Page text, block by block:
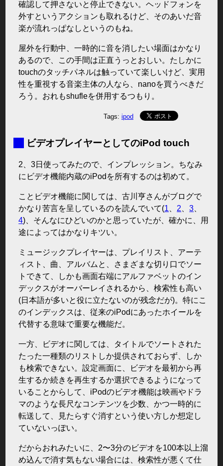
確認して押さないと停止できない。ヘッドフォンを
外すというアクションも取れるけど、そのあいだ音
楽が流れっぱなしというのもね。
屋外を行動中、一時的に音を消したい場面はかなり
あるので、この手間は正直うっとおしい。たしかに
touchのタッチパネルは触っていて楽しいけど、実用
性を重視する音楽主体の人なら、nanoを買うべきだ
ろう。おれもshufleを併用するつもり。
Tags: ipod
ビデオプレイヤーとしてのiPod touch
2、3日使ってみたので、インプレッション。ちなみ
にビデオ機能内蔵のiPodを所有するのは初めて。
ことビデオ機能に関しては、古川亨さんがブログで
かなり苦言を呈しているのを読んでいて(1 2 、3
4)、そんなにひどいのかと思っていたが、確かに、用
途によってはかなりキツい。
ミュージックプレイヤーは、プレイリスト、アーテ
ィスト、曲、アルバムと、さまざまな切り口でソー
トできて、しかも画面右端にアルファベットのイン
デックスがオーバーレイされるから、検索性も高い
(日本語が多いと役に立たないのが残念だが)。特にこ
のインデックスは、従来のiPodにあったホイールを
代替する意味で重要な機能だ。
一方、ビデオに関しては、タイトルでソートされた
たった一種類のリストしか提供されておらず、しか
も検索できない。設定画面に、ビデオを最初から再
生するか続きを再生するか選択できるようになって
いることからして、iPodのビデオ機能は映画やドラ
マのような長尺なコンテンツを少数、かつ一時的に
転送して、見たらすぐ消すという使い方しか想定し
ていないっぽい。
だからおれみたいに、2〜3分のビデオを100本以上溜
め込んで消す気もない場合には、検索性が悪くて仕